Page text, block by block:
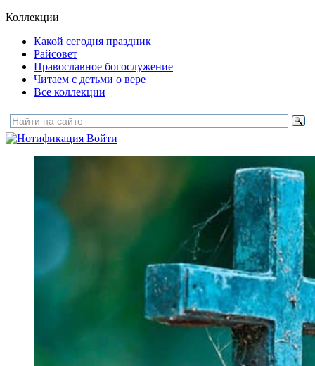
Коллекции
Какой сегодня праздник
Райсовет
Православное богослужение
Читаем с детьми о вере
Все коллекции
Войти